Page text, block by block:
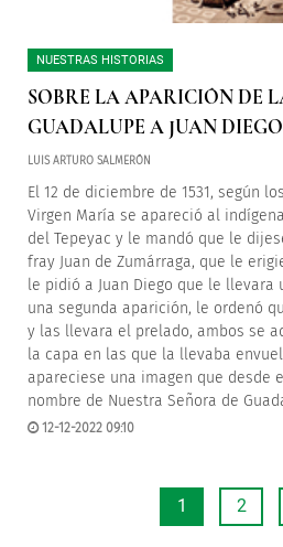
NUESTRAS HISTORIAS
SOBRE LA APARICIÓN DE
GUADALUPE A JUAN DIEGO
LUIS ARTURO SALMERÓN
El 12 de diciembre de 1531, según
Virgen María se apareció al
del Tepeyac y le mandó que le
fray Juan de Zumárraga, que le
le pidió a Juan Diego que le llevara
una segunda aparición, le ordenó
y las llevara el prelado, ambos se
la capa en las que la llevaba
apareciese una imagen que desde
nombre de Nuestra Señora de
12-12-2022 09:10
1 2